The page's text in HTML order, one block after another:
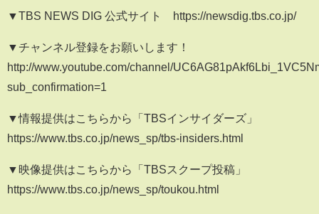
▼TBS NEWS DIG 公式サイト https://newsdig.tbs.co.jp/
▼チャンネル登録をお願いします！
http://www.youtube.com/channel/
sub_confirmation=1
▼情報提供はこちらから「TBSインサイダーズ」
https://www.tbs.co.jp/news_sp/tbs-insiders.html
▼映像提供はこちらから「TBSスクープ投稿」
https://www.tbs.co.jp/news_sp/toukou.html